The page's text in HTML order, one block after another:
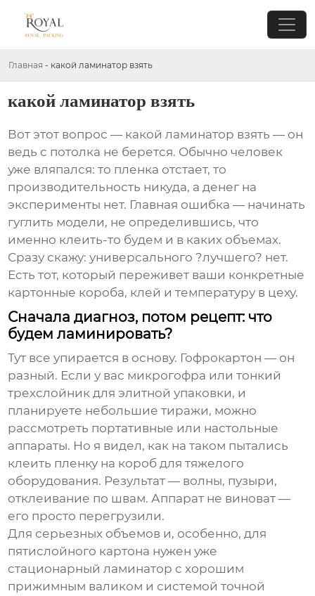
Главная - какой ламинатор взять
какой ламинатор взять
Вот этот вопрос — какой ламинатор взять — он
ведь с потолка не берется. Обычно человек
уже вляпался: то пленка отстает, то
производительность никуда, а денег на
эксперименты нет. Главная ошибка — начинать
гуглить модели, не определившись, что
именно клеить-то будем и в каких объемах.
Сразу скажу: универсального ?лучшего? нет.
Есть тот, который переживет ваши конкретные
картонные короба, клей и температуру в цеху.
Сначала диагноз, потом рецепт: что
будем ламинировать?
Тут все упирается в основу. Гофрокартон — он
разный. Если у вас микрогофра или тонкий
трехслойник для элитной упаковки, и
планируете небольшие тиражи, можно
рассмотреть портативные или настольные
аппараты. Но я видел, как на таком пытались
клеить пленку на короб для тяжелого
оборудования. Результат — волны, пузыри,
отклеивание по швам. Аппарат не виноват —
его просто перегрузили.
Для серьезных объемов и, особенно, для
пятислойного картона нужен уже
стационарный ламинатор с хорошим
прижимным валиком и системой точной